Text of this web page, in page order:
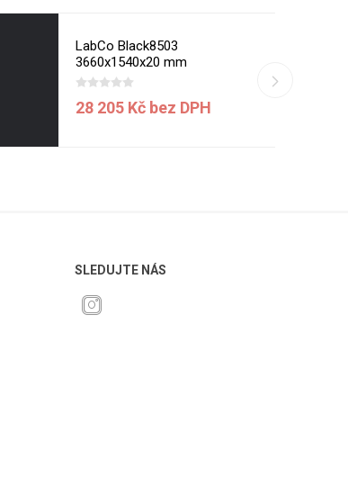
LabCo Black8503
3660x1540x20 mm
28 205 Kč bez DPH
SLEDUJTE NÁS